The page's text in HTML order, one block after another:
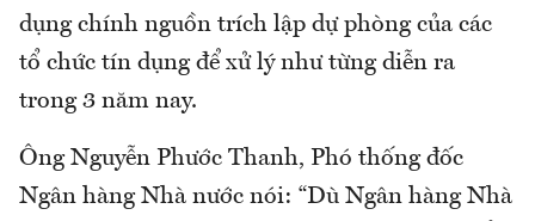
dụng chính nguồn trích lập dự phòng của các
tổ chức tín dụng để xử lý như từng diễn ra
trong 3 năm nay.
Ông Nguyễn Phước Thanh, Phó thống đốc
Ngân hàng Nhà nước nói: “Dù Ngân hàng Nhà